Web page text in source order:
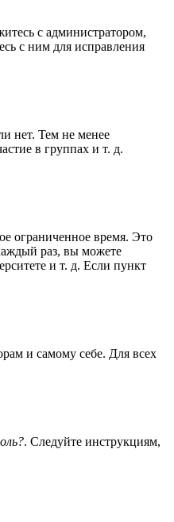
с администратором,
с ним для исправления
нет. Тем не менее
в группах и т. д.
ограниченное время. Это
раз, вы можете
и т. д. Если пункт
и самому себе. Для всех
. Следуйте инструкциям,